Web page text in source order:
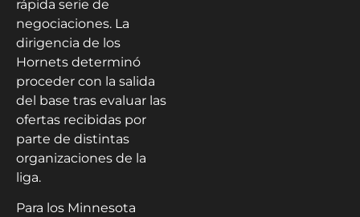
rápida serie de
negociaciones. La
dirigencia de los
Hornets determinó
proceder con la salida
del base tras evaluar las
ofertas recibidas por
parte de distintas
organizaciones de la
liga.
Para los Minnesota